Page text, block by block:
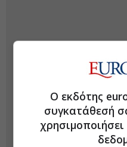
Ο εκδότης
συγκατάθεσή